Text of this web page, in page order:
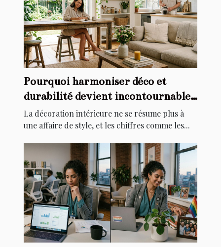
Pourquoi harmoniser déco et
durabilité devient incontournable
chez soi
La décoration intérieure ne se résume plus à
une affaire de style, et les chiffres comme les...